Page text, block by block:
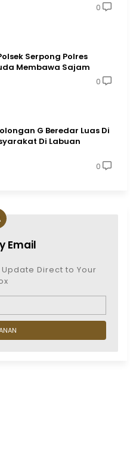
0
Serpong Polres
Membawa Sajam
0
G Beredar Luas Di
Di Labuan
0
Email
Direct to Your